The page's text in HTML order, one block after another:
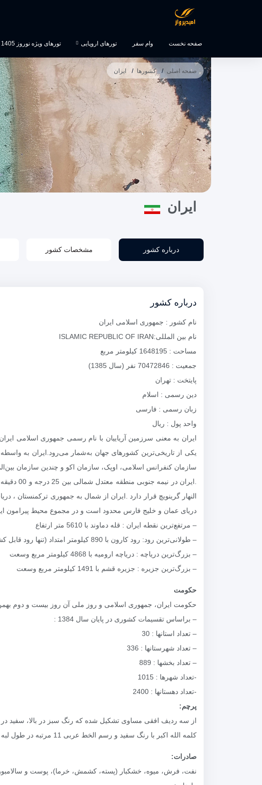
صفحه نخست وام سفر تورهای اروپایی تورهای ویژه نوروز 1405
صفحه اصلی کشورها ایران
ایران
درباره کشور مشخصات کشور
درباره کشور
نام کشور : جمهوری اسلامی ایران
نام بین المللی:ISLAMIC REPUBLIC OF IRAN
مساحت : 1648195 کیلومتر مربع
جمعیت : 70472846 نفر (سال 1385)
پایتخت : تهران
دین رسمی : اسلام
زبان رسمی : فارسی
واحد پول : ریال
ایران به معنی سرزمین آریاییان با نام رسمی جمهوری اسلامی
یکی از تاریخی‌ترین کشورهای جهان به‌شمار می‌رود.ایران به
النهار گرینویچ قرار دارد .ایران از شمال به جمهوری ترکمنستان ،
دریای عمان و خلیج فارس محدود است و در مجموع محیط پیرامون ایران بالغ بر 8731 کیلومتر است که 2700 کیلومتر آن مرز آبی و 6031
– مرتفع‌ترین نقطه ایران : قله دماوند با 5610 متر ارتفاع
– طولانی‌ترین رود: رود کارون با 890 کیلومتر امتداد (تنها رود قابل کشتیرانی)
– بزرگ‌ترین دریاچه : دریاچه ارومیه با 4868 کیلومتر مربع وسعت
– بزرگ‌ترین جزیره : جزیره قشم با 1491 کیلومتر مربع وسعت
حکومت
حکومت ایران، جمهوری اسلامی و روز ملی آن روز بیست و دوم
– براساس تقسیمات کشوری در پایان سال 1384 :
– تعداد استانها : 30
– تعداد شهرستانها : 336
– تعداد بخشها : 889
-تعداد شهرها : 1015
-تعداد دهستانها : 2400
پرچم‌:
از سه‌ ردیف افقی مساوی‌ تشکیل شده که‌ رنگ‌ سبز در بالا، سفید
کلمه الله اکبر با رنگ‌ سفید و رسم‌ الخط عربی‌ 11 مرتبه در طول لبه پایین ردیف سبز و 11 مرتبه‌در طول لبه بالای ردیف قرمز تکرار گردیده است‌.
صادرات:
نفت، فرش، میوه، خشکبار (پسته، کشمش، خرما)، پوست‌ و